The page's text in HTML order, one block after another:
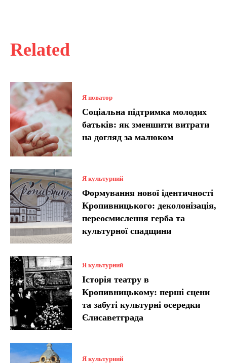
Related
Я новатор
Соціальна підтримка молодих
батьків: як зменшити витрати
на догляд за малюком
Я культурний
Формування нової ідентичності
Кропивницького: деколонізація,
переосмислення герба та
культурної спадщини
Я культурний
Історія театру в
Кропивницькому: перші сцени
та забуті культурні осередки
Єлисаветграда
Я культурний